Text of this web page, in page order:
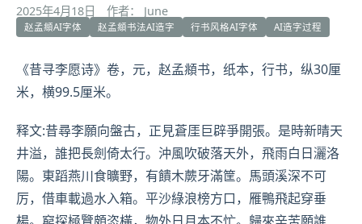
2025年4月18日 作者： June
赵孟頫AI字体 赵孟頫书法AI造字 行书风格AI字体 AI造字过程
《昔寻李愿诗》卷，元， 赵孟頫书，纸本，行书，纵30厘
米，横99.5厘米。
释文:昔尋李願向盤古，正見蒼厓巨辟爭開張。是時新晴天
井溢，誰把長劍倚太行。沖風吹破落天外，飛雨白日灑洛
陽。東蹈燕川食曠野，有饋木蕨牙滿筐。馬頭溪深不可
厉，借車載過水入箱。平沙綠浪榜方口，雁鴨飛起穿垂